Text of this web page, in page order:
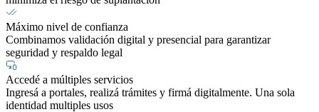
Máximo nivel de confianza
Combinamos validación digital y presencial para garantizar
seguridad y respaldo legal
Accedé a múltiples servicios
Ingresá a portales, realizá trámites y firmá digitalmente. Una sola
identidad multiples usos